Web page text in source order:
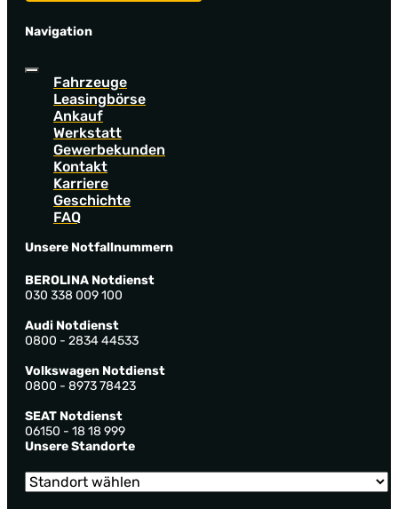
Navigation
Fahrzeuge
Leasingbörse
Ankauf
Werkstatt
Gewerbekunden
Kontakt
Karriere
Geschichte
FAQ
Unsere Notfallnummern
BEROLINA Notdienst
030 338 009 100
Audi Notdienst
0800 - 2834 44533
Volkswagen Notdienst
0800 - 8973 78423
SEAT Notdienst
06150 - 18 18 999
Unsere Standorte